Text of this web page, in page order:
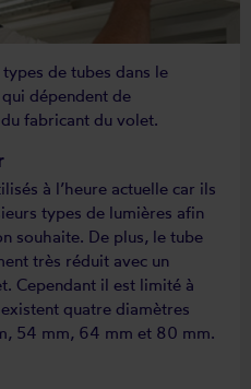
de tubes dans le
dépendent de
fabricant du volet.
à l’heure actuelle car ils
types de lumières afin
souhaite. De plus, le tube
très réduit avec un
Cependant il est limité à
quatre diamètres
54 mm, 64 mm et 80 mm.